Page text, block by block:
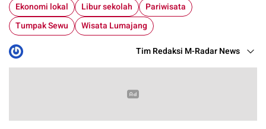
Ekonomi lokal Libur sekolah
Pariwisata
Tumpak Sewu
Wisata Lumajang
Tim Redaksi M-Radar News